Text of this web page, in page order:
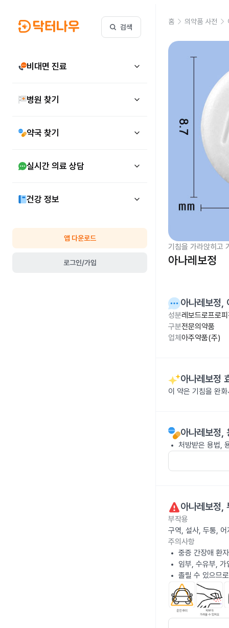
검색
비대면 진료
병원 찾기
약국 찾기
실시간 의료 상담
건강 정보
앱 다운로드
로그인/가입
홈 의약품 사전
기침을 가라앉히고
아나레보정
아나레보정,
성분레보드로프로
구분전문의약품
업체 아주약품(주)
아나레보정
이 약은 기침을 완
아나레보정,
처방받은 용법,
아나레보정,
부작용
구역, 설사, 두통,
주의사항
중증 간장애 환
임부, 수유부, 가
졸릴 수 있으므